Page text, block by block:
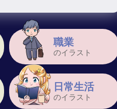
職業
のイラスト
日常生活
のイラスト